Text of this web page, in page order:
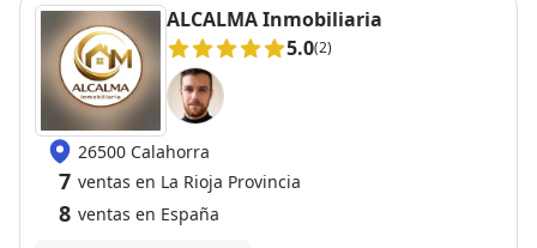
ALCALMA Inmobiliaria
5.0(2)
26500 Calahorra
7 ventas en La Rioja Provincia
8 ventas en España